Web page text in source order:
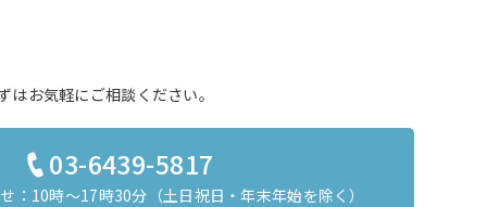
はお気軽にご相談ください。
03-6439-5817
：10時～17時30分 （土日祝日・年末年始を除く）